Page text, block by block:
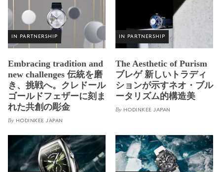
IN PARTNERSHIP
Embracing tradition and
new challenges 伝統を磨
き、挑戦へ。クレドール
ゴールドフェザーに刻ま
れた共創の彫金
By HODINKEE JAPAN
IN PARTNERSHIP
The Aesthetic of Purism
ブレゲ 新しいトラディ
ションが示すネオ・ブル
ータリズム的構造美
By HODINKEE JAPAN